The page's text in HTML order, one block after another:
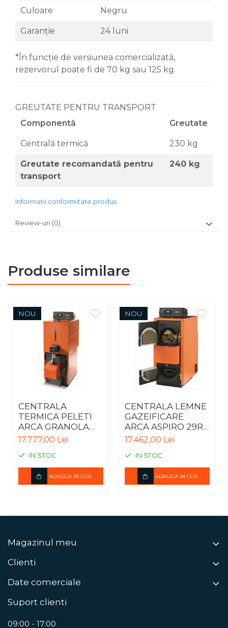
Culoare Negru
Garanție 24 luni
*În funcție de versiunea comercializată,
rezervorul poate fi de 70 kg sau 125 kg.
GREUTATE PENTRU TRANSPORT
Componentă
Greutate
Centrală termică 230 kg
Greutate recomandată pentru
transport
240 kg
Informatii conformitate produs
Review-uri (0)
Produse similare
NOU
CENTRALA
TERMICA PELETI
ARCA GRANOLA
AUTOMATICA 20R -
20KW
17.777,00 Lei
IN STOC
ADAUGA IN COS
NOU
CENTRALA LEMNE
GAZEIFICARE
ARCA ASPIRO 29RI
INOX – 30kW
17.462,00 Lei
IN STOC
ADAUGA IN COS
Magazinul meu
Clienti
Date comerciale
Suport clienti
09:00 - 17:00